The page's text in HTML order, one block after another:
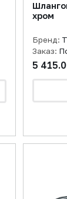
хром
Бренд:
Заказ:
5